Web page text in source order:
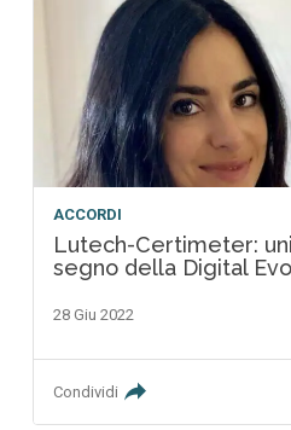
ACCORDI
Lutech-Certimeter:
segno della Digital
28 Giu 2022
Condividi